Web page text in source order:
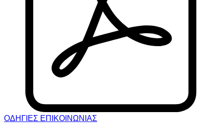
ΟΔΗΓΙΕΣ ΕΠΙΚΟΙΝΩΝΙΑΣ